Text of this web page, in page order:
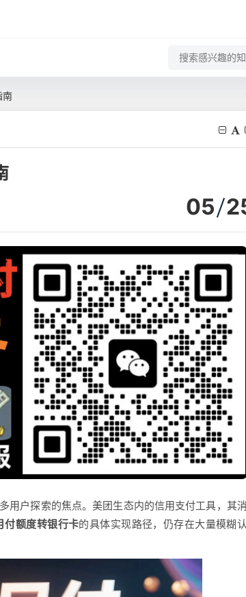
南
05
用户探索的焦点。美团生态内的信用支付工具，其消
付额度转银行卡的具体实现路径，仍存在大量模糊认